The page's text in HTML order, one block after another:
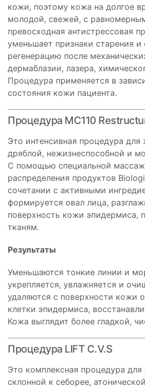
кожи, поэтому кожа на долгое
молодой, свежей, с
превосходная антистрессовая
уменьшает признаки старения и
регенерацию после
дермаблазии, лазера,
Процедура применяется в
состояния кожи пациента.
Процедура MC110
Это интенсивная процедура
дряблой, нежизнеспособной и
С помощью специальной
распределения продуктов
сочетании с активными
формируется овал лица,
поверхность кожи эпидермиса,
тканям.
Результаты
Уменьшаются тонкие линии и
укрепляется, увлажняется и
удаляются с поверхности кожи
клетки эпидермиса,
Кожа выглядит более гладкой,
Процедура LIFT C.V.S
Это комплексная процедура
склонной к себорее,